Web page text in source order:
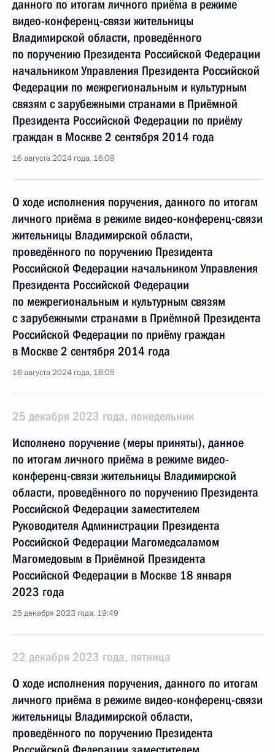
данного по итогам личного приёма в режиме
видео-конференц-связи жительницы
Владимирской области, проведённого
по поручению Президента Российской Федерации
начальником Управления Президента Российской
Федерации по межрегиональным и культурным
связям с зарубежными странами в Приёмной
Президента Российской Федерации по приёму
граждан в Москве 2 сентября 2014 года
16 августа 2024 года, 16:09
О ходе исполнения поручения, данного по итогам
личного приёма в режиме видео-конференц-связи
жительницы Владимирской области,
проведённого по поручению Президента
Российской Федерации начальником Управления
Президента Российской Федерации
по межрегиональным и культурным связям
с зарубежными странами в Приёмной Президента
Российской Федерации по приёму граждан
в Москве 2 сентября 2014 года
16 августа 2024 года, 16:05
25 декабря 2023 года, понедельник
Исполнено поручение (меры приняты), данное
по итогам личного приёма в режиме видео-
конференц-связи жительницы Владимирской
области, проведённого по поручению Президента
Российской Федерации заместителем
Руководителя Администрации Президента
Российской Федерации Магомедсаламом
Магомедовым в Приёмной Президента
Российской Федерации в Москве 18 января
2023 года
25 декабря 2023 года, 19:49
22 декабря 2023 года, пятница
О ходе исполнения поручения, данного по итогам
личного приёма в режиме видео-конференц-связи
жительницы Владимирской области,
проведённого по поручению Президента